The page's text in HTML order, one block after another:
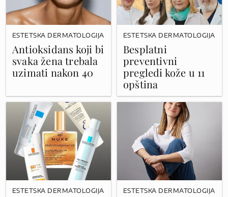
Antioksidans koji bi
svaka žena trebala
uzimati nakon 40
ESTETSKA DERMATOLOGIJA
Besplatni
preventivni
pregledi kože u 11
opština
ESTETSKA DERMATOLOGIJA
ESTETSKA DERMATOLOGIJA ESTETSKA DERMATOLOGIJA